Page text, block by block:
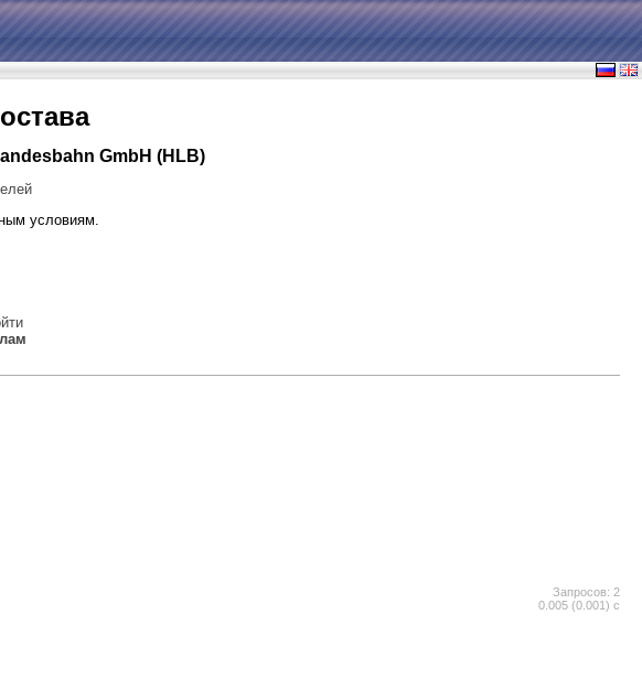
GmbH (HLB)
условиям.
Запросов: 2
0.005 (0.001) с